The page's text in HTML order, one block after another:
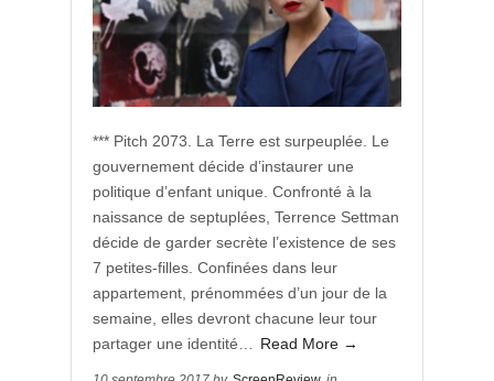
*** Pitch 2073. La Terre est surpeuplée. Le
gouvernement décide d’instaurer une
politique d’enfant unique. Confronté à la
naissance de septuplées, Terrence Settman
décide de garder secrète l’existence de ses
7 petites-filles. Confinées dans leur
appartement, prénommées d’un jour de la
semaine, elles devront chacune leur tour
partager une identité…
Read More →